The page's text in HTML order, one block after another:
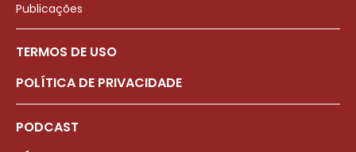
Publicações
TERMOS DE USO
POLÍTICA DE PRIVACIDADE
PODCAST